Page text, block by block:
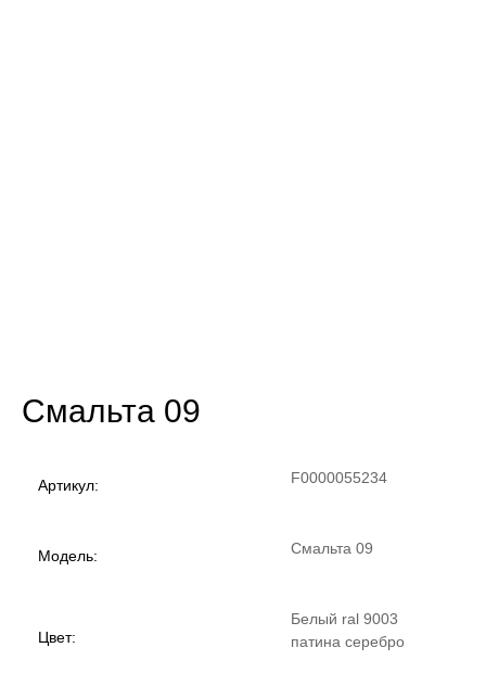
Смальта 09
Артикул: F0000055234
Модель: Смальта 09
Цвет:
Белый ral 9003
патина серебро